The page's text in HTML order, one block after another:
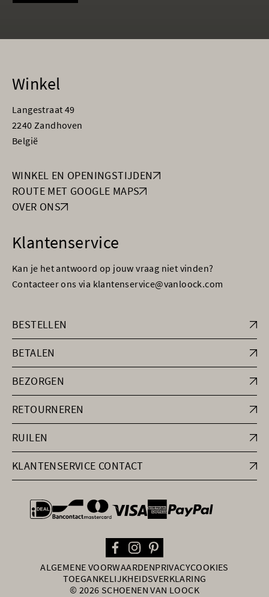
Winkel
Langestraat 49
2240 Zandhoven
België
WINKEL EN OPENINGSTIJDEN
ROUTE MET GOOGLE MAPS
OVER ONS
Klantenservice
Kan je het antwoord op jouw vraag niet vinden?
Contacteer ons via klantenservice@vanloock.com
BESTELLEN
BETALEN
BEZORGEN
RETOURNEREN
RUILEN
KLANTENSERVICE CONTACT
general.paymentOptions
ALGEMENE VOORWAARDENPRIVACYCOOKIES
TOEGANKELIJKHEIDSVERKLARING
© 2026 SCHOENEN VAN LOOCK